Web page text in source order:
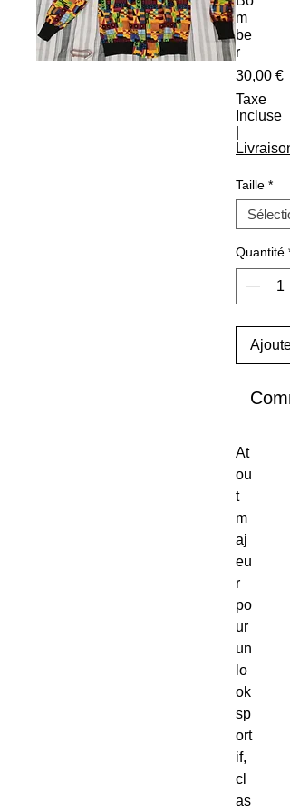
m
be
r
30,00 €
Taxe
Incluse
Livraison
Taille *
Quantité *
At
ou
t
m
aj
eu
r
po
ur
un
lo
ok
sp
ort
if,
cl
as